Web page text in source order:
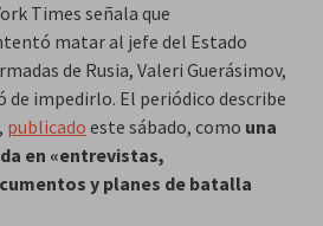
Times señala que
matar al jefe del Estado
de Rusia, Valeri Guerásimov,
impedirlo. El periódico describe
publicado este sábado, como una
en «entrevistas,
y planes de batalla